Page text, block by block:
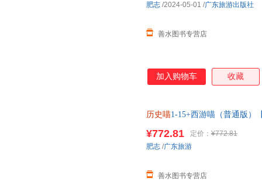
善水图书专营店
肥志 /2024-05-01 /广东旅游出版社
加入购物车 收藏
历史喵1-15+西游喵（普通版）
¥772.81 定价： ¥772.81
善水图书专营店
肥志 /广东旅游